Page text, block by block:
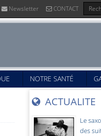
Newsletter CONTACT
NOTRE SANTÉ
ACTUALITE
Le
des